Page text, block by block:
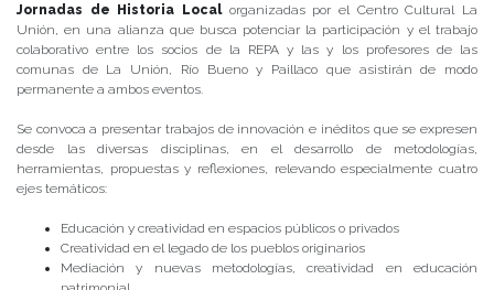
Jornadas de Historia Localorganizadas por el Centro Cultural La
Unión, en una alianza que busca potenciar la participación y el trabajo
colaborativo entre los socios de la REPA y las y los profesores de las
comunas de La Unión, Río Bueno y Paillaco que asistirán de modo
permanente a ambos eventos.
Se convoca a presentar trabajos de innovación e inéditos que se expresen
desde las diversas disciplinas, en el desarrollo de metodologías,
herramientas, propuestas y reflexiones, relevando especialmente cuatro
ejes temáticos:
Educación y creatividad en espacios públicos o privados
Creatividad en el legado de los pueblos originarios
Mediación y nuevas metodologías, creatividad en educación